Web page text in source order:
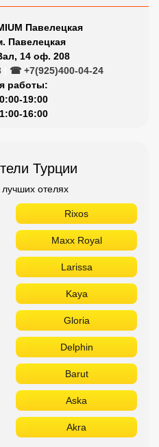
Павелецкая
Павелецкая
14 оф. 208
☎ +7(925)400-04-24
работы:
19:00
16:00
Турции
отелях
Rixos
Maxx Royal
Larissa
Kaya
Gloria
Delphin
Barut
Aska
Akra